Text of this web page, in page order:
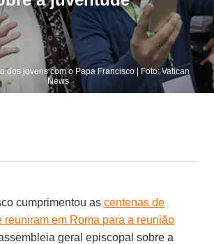
dos jovens com o Papa Francisco | Foto: Vatican
News
cumprimentou ascentenas de
reuniram em Roma para a reunião
geral episcopal sobre a